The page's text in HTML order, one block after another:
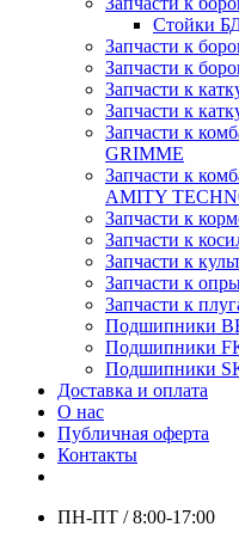
Стойки
Запчасти к
Запчасти к
Запчасти к
Запчасти к
Запчасти к
GRIMME
Запчасти к
AMITY
Запчасти к
Запчасти к
Запчасти к
Запчасти к
Запчасти к
Подшипники
Подшипники
Подшипники
Доставка и оплата
О нас
Публичная оферта
Контакты
ПН-ПТ / 8:00-17:00